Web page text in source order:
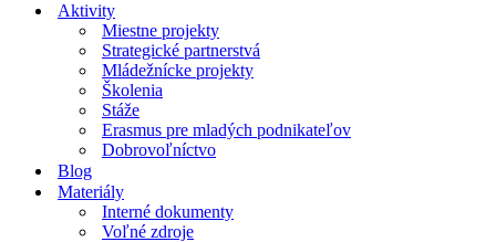
Aktivity
Miestne projekty
Strategické partnerstvá
Mládežnícke projekty
Školenia
Stáže
Erasmus pre mladých podnikateľov
Dobrovoľníctvo
Blog
Materiály
Interné dokumenty
Voľné zdroje